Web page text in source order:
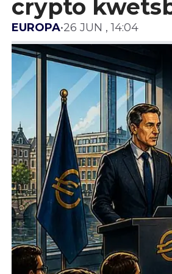
crypto
EUROPA•26 JUN , 14:04